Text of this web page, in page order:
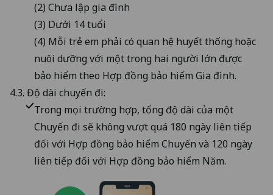
(2) Chưa lập gia đình
(3) Dưới 14 tuổi
(4) Mỗi trẻ em phải có quan hệ huyết thống hoặc
nuôi dưỡng với một trong hai người lớn được
bảo hiểm theo Hợp đồng bảo hiểm Gia đình.
4.3. Độ dài chuyến đi:
Trong mọi trường hợp, tổng độ dài của một
Chuyến đi sẽ không vượt quá 180 ngày liên tiếp
đối với Hợp đồng bảo hiểm Chuyến và 120 ngày
liên tiếp đối với Hợp đồng bảo hiểm Năm.